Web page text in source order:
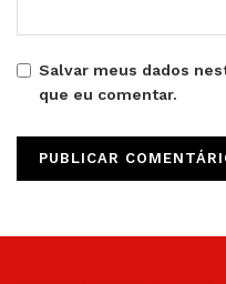
Salvar meus dados
que eu comentar.